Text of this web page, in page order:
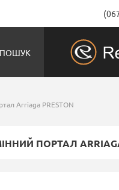
ПОШУК
Arriaga PRESTON
ПОРТАЛ